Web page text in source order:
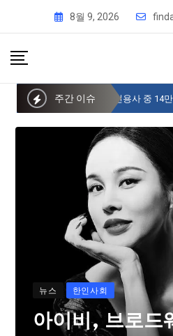
8월 9, 2026
주간 이슈 사이버
뉴스 한인사회
아이비, 브로드